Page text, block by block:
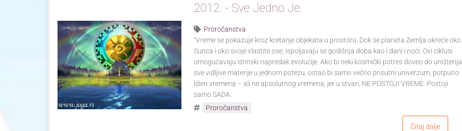
2012. - Sve Jedno Je.
Proročanstva
“Vreme se pokazuje kroz kretanje objekata u prostoru. Dok se planeta Zemlja okreće oko
Sunca i oko svoje vlastite ose, ispoljavaju se godišnja doba kao i dani i noći. Ovi ciklusi
omogućavaju istinski napredak evolucije. Ako bi neki kosmički potres doveo do uništenja
sve vidljive materije u jednom potezu, ostao bi samo večno prisutni univerzum, potpuno
lišen vremena – ali ne apsolutnog vremena, jer u stvari, NE POSTOJI VREME. Postoji
samo SADA.
Proročanstva
Čitaj dalje